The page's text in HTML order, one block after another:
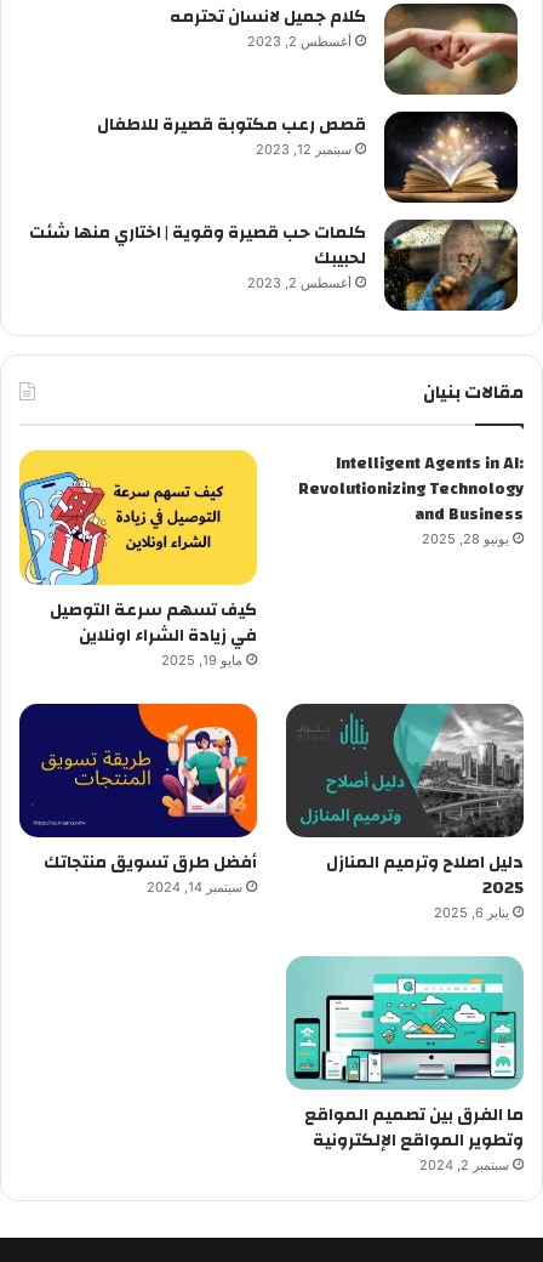
كلام جميل لانسان تحترمه
أغسطس 2, 2023
قصص رعب مكتوبة قصيرة للاطفال
سبتمبر 12, 2023
كلمات حب قصيرة وقوية | اختاري منها شئت
لحبيبك
أغسطس 2, 2023
مقالات بنيان
Intelligent Agents in AI:
Revolutionizing Technology
and Business
يونيو 28, 2025
كيف تسهم سرعة التوصيل
في زيادة الشراء اونلاين
مايو 19, 2025
دليل اصلاح وترميم المنازل
2025
يناير 6, 2025
أفضل طرق تسويق منتجاتك
سبتمبر 14, 2024
ما الفرق بين تصميم المواقع
وتطوير المواقع الإلكترونية
سبتمبر 2, 2024